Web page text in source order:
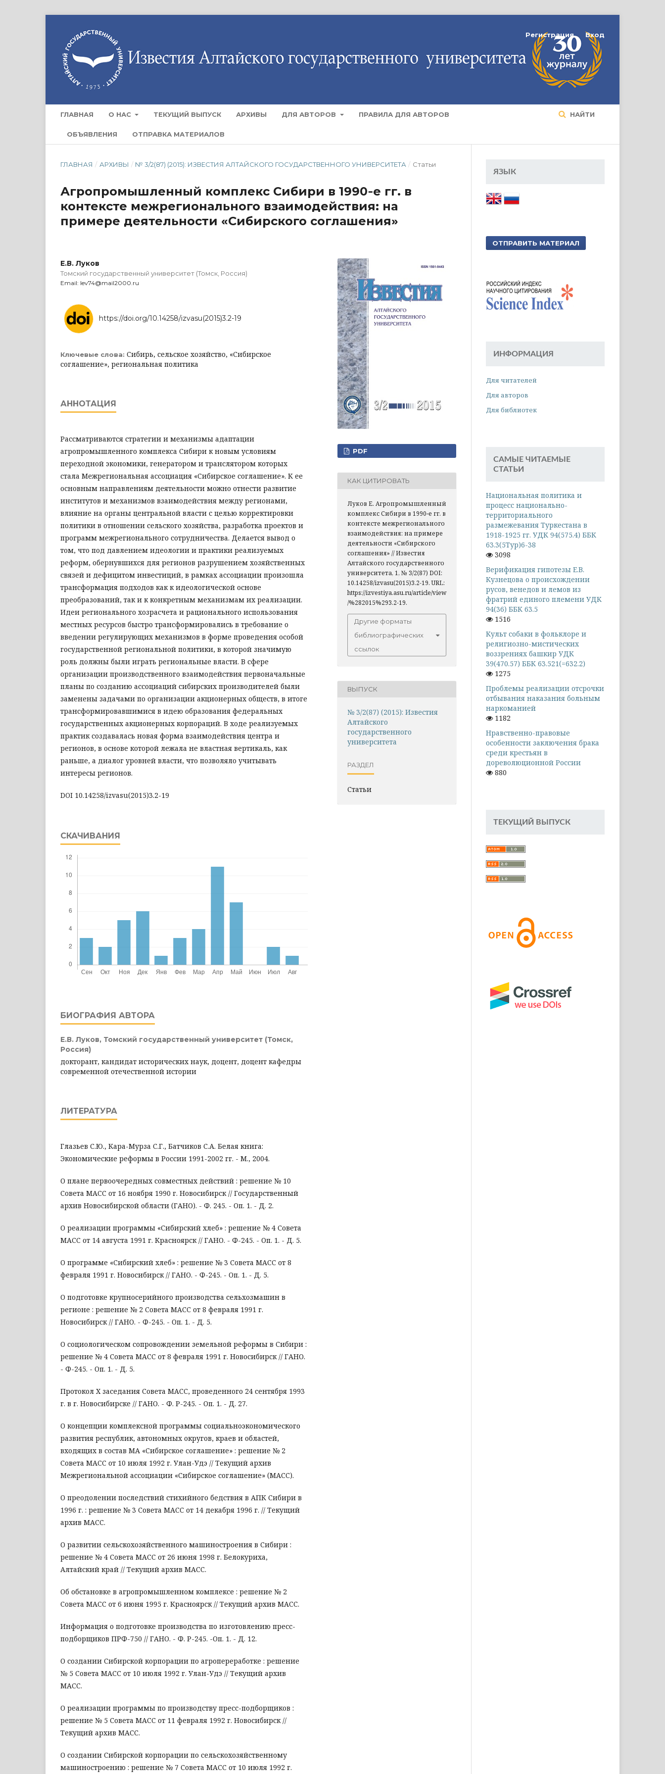
ГЛАВНАЯ О НАС ТЕКУЩИЙ ВЫПУСК АРХИВЫ ДЛЯ АВТОРОВ ПРАВИЛА ДЛЯ АВТОРОВ
ОБЪЯВЛЕНИЯ ОТПРАВКА МАТЕРИАЛОВ
НАЙТИ
Регистрация Вход
ГЛАВНАЯ / АРХИВЫ / № 3/2(87) (2015): ИЗВЕСТИЯ АЛТАЙСКОГО ГОСУДАРСТВЕННОГО УНИВЕРСИТЕТА / Статьи
Агропромышленный комплекс Сибири в 1990‑е гг. в
контексте межрегионального взаимодействия: на
примере деятельности «Сибирского соглашения»
Е.В. Луков
Томский государственный университет (Томск, Россия)
Email: lev74@mail2000.ru
https://doi.org/10.14258/izvasu(2015)3.2-19
Ключевые слова: Сибирь, сельское хозяйство, «Сибирское
соглашение», региональная политика
АННОТАЦИЯ
Рассматриваются стратегии и механизмы адаптации
агропромышленного комплекса Сибири к новым условиям
переходной экономики, генератором и транслятором которых
стала Межрегиональная ассоциация «Сибирское соглашение». К ее
основным направлениям деятельности можно отнести развитие
институтов и механизмов взаимодействия между регионами,
влияние на органы центральной власти с целью корректировки
политики в отношении сельского хозяйства, разработка проектов и
программ межрегионального сотрудничества. Делается вывод о
том, что под давлением идеологии и практики реализуемых
реформ, обернувшихся для регионов разрушением хозяйственных
связей и дефицитом инвестиций, в рамках ассоциации произошла
трансформация подходов как к идеологической основе
преобразований, так и к конкретным механизмам их реализации.
Идеи регионального хозрасчета и рационального использования
местных ресурсов быстро трансформировались в требование о
введении регулирующих механизмов в форме проведения особой
государственной региональной политики, в которой значимую
роль должны были играть региональные власти. В сфере
организации производственного взаимодействия первоначальные
планы по созданию ассоциаций сибирских производителей были
заменены задачами по организации акционерных обществ, в итоге
трансформировавшимися в идею образования федеральных
государственных акционерных корпораций. В ходе реализуемых
практик создавалась новая форма взаимодействия центра и
регионов, в основе которой лежала не властная вертикаль, как
раньше, а диалог уровней власти, что позволяло учитывать
интересы регионов.
DOI 10.14258/izvasu(2015)3.2-19
СКАЧИВАНИЯ
БИОГРАФИЯ АВТОРА
Е.В. Луков, Томский государственный университет (Томск,
Россия)
докторант, кандидат исторических наук, доцент, доцент кафедры
современной отечественной истории
ЛИТЕРАТУРА
Глазьев С.Ю., Кара-Мурза С.Г., Батчиков С.А. Белая книга:
Экономические реформы в России 1991-2002 гг. - М., 2004.
О плане первоочередных совместных действий : решение № 10
Совета МАСС от 16 ноября 1990 г. Новосибирск // Государственный
архив Новосибирской области (ГАНО). - Ф. 245. - Оп. 1. - Д. 2.
О реализации программы «Сибирский хлеб» : решение № 4 Совета
МАСС от 14 августа 1991 г. Красноярск // ГАНО. - Ф-245. - Оп. 1. - Д. 5.
О программе «Сибирский хлеб» : решение № 3 Совета МАСС от 8
февраля 1991 г. Новосибирск // ГАНО. - Ф-245. - Оп. 1. - Д. 5.
О подготовке крупносерийного производства сельхозмашин в
регионе : решение № 2 Совета МАСС от 8 февраля 1991 г.
Новосибирск // ГАНО. - Ф-245. - Оп. 1. - Д. 5.
О социологическом сопровождении земельной реформы в Сибири :
решение № 4 Совета МАСС от 8 февраля 1991 г. Новосибирск // ГАНО.
- Ф-245. - Оп. 1. - Д. 5.
Протокол X заседания Совета МАСС, проведенного 24 сентября 1993
г. в г. Новосибирске // ГАНО. - Ф. Р-245. - Оп. 1. - Д. 27.
О концепции комплексной программы социальноэкономического
развития республик, автономных округов, краев и областей,
входящих в состав МА «Сибирское соглашение» : решение № 2
Совета МАСС от 10 июля 1992 г. Улан-Удэ // Текущий архив
Межрегиональной ассоциации «Сибирское соглашение» (МАСС).
О преодолении последствий стихийного бедствия в АПК Сибири в
1996 г. : решение № 3 Совета МАСС от 14 декабря 1996 г. // Текущий
архив МАСС.
О развитии сельскохозяйственного машиностроения в Сибири :
решение № 4 Совета МАСС от 26 июня 1998 г. Белокуриха,
Алтайский край // Текущий архив МАСС.
Об обстановке в агропромышленном комплексе : решение № 2
Совета МАСС от 6 июня 1995 г. Красноярск // Текущий архив МАСС.
Информация о подготовке производства по изготовлению пресс-
подборщиков ПРФ-750 // ГАНО. - Ф. Р-245. -Оп. 1. - Д. 12.
О создании Сибирской корпорации по агропереработке : решение
№ 5 Совета МАСС от 10 июля 1992 г. Улан-Удэ // Текущий архив
МАСС.
О реализации программы по производству пресс-подборщиков :
решение № 5 Совета МАСС от 11 февраля 1992 г. Новосибирск //
Текущий архив МАСС.
О создании Сибирской корпорации по сельскохозяйственному
машиностроению : решение № 7 Совета МАСС от 10 июля 1992 г.
PDF
КАК ЦИТИРОВАТЬ
Луков Е. Агропромышленный
комплекс Сибири в 1990‑е гг. в
контексте межрегионального
взаимодействия: на примере
деятельности «Сибирского
соглашения» // Известия
Алтайского государственного
университета, 1, № 3/2(87) DOI:
10.14258/izvasu(2015)3.2-19. URL:
https://izvestiya.asu.ru/article/view
/%282015%293.2-19.
Другие форматы
библиографических
ссылок
ВЫПУСК
№ 3/2(87) (2015): Известия
Алтайского
государственного
университета
РАЗДЕЛ
Статьи
ЯЗЫК
ОТПРАВИТЬ МАТЕРИАЛ
ИНФОРМАЦИЯ
Для читателей
Для авторов
Для библиотек
САМЫЕ ЧИТАЕМЫЕ
СТАТЬИ
Национальная политика и
процесс национально-
территориального
размежевания Туркестана в
1918-1925 гг. УДК 94(575.4) ББК
63.3(5Тур)6-38
3098
Верификация гипотезы Е.В.
Кузнецова о происхождении
русов, венедов и лемов из
фратрий единого племени УДК
94(36) ББК 63.5
1516
Культ собаки в фольклоре и
религиозно-мистических
воззрениях башкир УДК
39(470.57) ББК 63.521(=632.2)
1275
Проблемы реализации отсрочки
отбывания наказания больным
наркоманией
1182
Нравственно-правовые
особенности заключения брака
среди крестьян в
дореволюционной России
880
ТЕКУЩИЙ ВЫПУСК